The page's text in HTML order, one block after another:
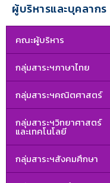
ผู้บริหารและบุคลากร
คณะผู้บริหาร
กลุ่มสาระฯภาษาไทย
กลุ่มสาระฯคณิตศาสตร์
กลุ่มสาระฯวิทยาศาสตร์
และเทคโนโลยี
กลุ่มสาระฯสังคมศึกษา